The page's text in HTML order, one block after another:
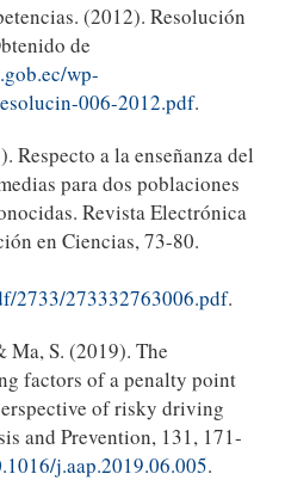
(2012). Resolución
de
wp-
006-2012.pdf.
Respecto a la enseñanza del
para dos poblaciones
Revista Electrónica
en Ciencias, 73-80.
2733/273332763006.pdf.
Ma, S. (2019). The
factors of a penalty point
of risky driving
and Prevention, 131, 171-
j.aap.2019.06.005.